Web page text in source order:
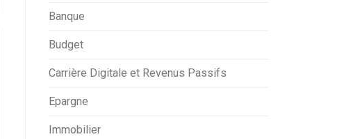
Banque
Budget
Carrière Digitale et Revenus Passifs
Epargne
Immobilier